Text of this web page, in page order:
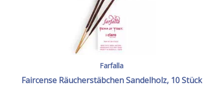
Farfalla
Faircense Räucherstäbchen Sandelholz, 10 Stück